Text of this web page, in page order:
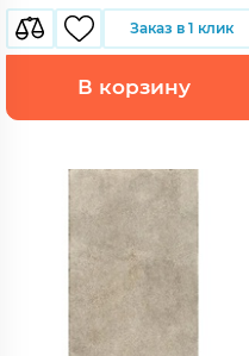
Заказ в 1 клик
В корзину